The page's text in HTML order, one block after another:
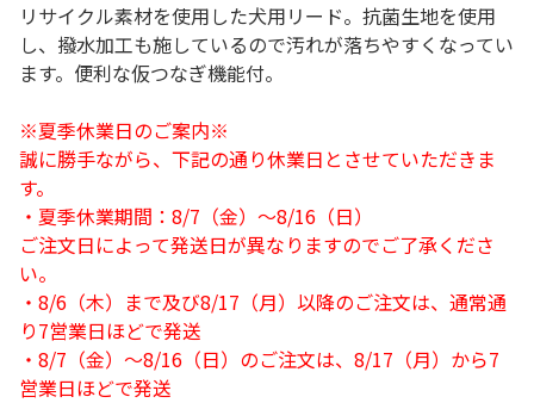
リサイクル素材を使用した犬用リード。抗菌生地を使用
し、撥水加工も施しているので汚れが落ちやすくなってい
ます。便利な仮つなぎ機能付。
※夏季休業日のご案内※
誠に勝手ながら、下記の通り休業日とさせていただきま
す。
・夏季休業期間：8/7（金）～8/16（日）
ご注文日によって発送日が異なりますのでご了承くださ
い。
・8/6（木）まで及び8/17（月）以降のご注文は、通常通
り7営業日ほどで発送
・8/7（金）～8/16（日）のご注文は、8/17（月）から7
営業日ほどで発送